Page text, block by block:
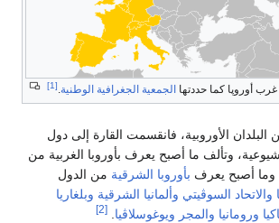
أوروپا كما حددتهاالجمعية الجغرافية الوطنية.
الأوروبية، فانقسمت القارة إلى دول
وتألف ما أصبح يعرف بأوروبا الغربية من
أصبح يعرفبأوروبا الشرقيةمن الدول
السوڤيتي وألمانيا الشرقية وبلغاريا
ورومانيا والمجر ويوغوسلاڤيا.